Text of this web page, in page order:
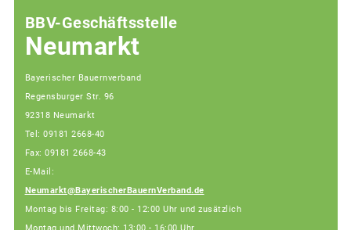
BBV-Geschäftsstelle
Neumarkt
Bayerischer Bauernverband
Regensburger Str. 96
92318 Neumarkt
Tel: 09181 2668-40
Fax: 09181 2668-43
E-Mail:
Neumarkt@BayerischerBauernVerband.de
Montag bis Freitag: 8:00 - 12:00 Uhr und zusätzlich